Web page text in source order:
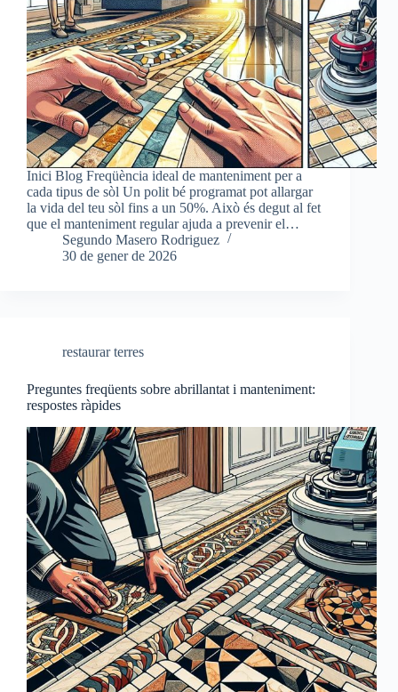
Inici Blog Freqüència ideal de manteniment per a
cada tipus de sòl Un polit bé programat pot allargar
la vida del teu sòl fins a un 50%. Això és degut al fet
que el manteniment regular ajuda a prevenir el…
Segundo Masero Rodriguez
30 de gener de 2026
restaurar terres
Preguntes freqüents sobre abrillantat i manteniment:
respostes ràpides